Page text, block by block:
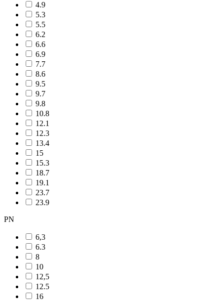
4.9
5.3
5.5
6.2
6.6
6.9
7.7
8.6
9.5
9.7
9.8
10.8
12.1
12.3
13.4
15
15.3
18.7
19.1
23.7
23.9
PN
6,3
6.3
8
10
12,5
12.5
16